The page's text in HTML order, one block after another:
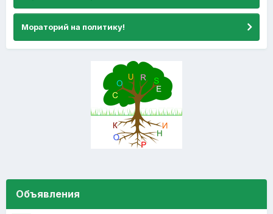
Мораторий на политику!
Объявления